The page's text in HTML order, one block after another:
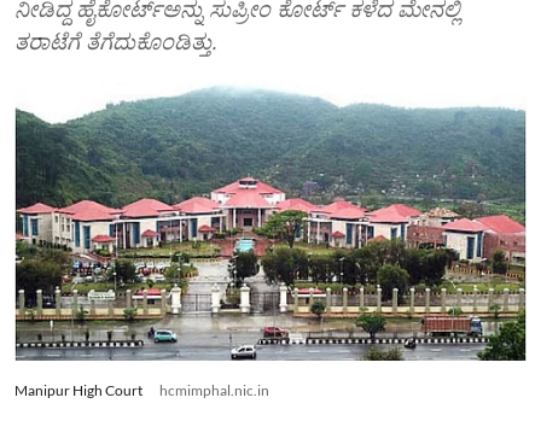
ನೀಡಿದ್ದ ಹೈಕೋರ್ಟ್‌ಅನ್ನು ಸುಪ್ರೀಂ ಕೋರ್ಟ್ ಕಳೆದ ಮೇನಲ್ಲಿ
ತರಾಟೆಗೆ ತೆಗೆದುಕೊಂಡಿತ್ತು.
Manipur High Court hcmimphal.nic.in